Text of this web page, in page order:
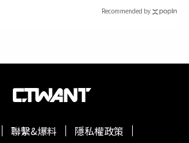
Recommended by
聯繫&爆料
隱私權政策